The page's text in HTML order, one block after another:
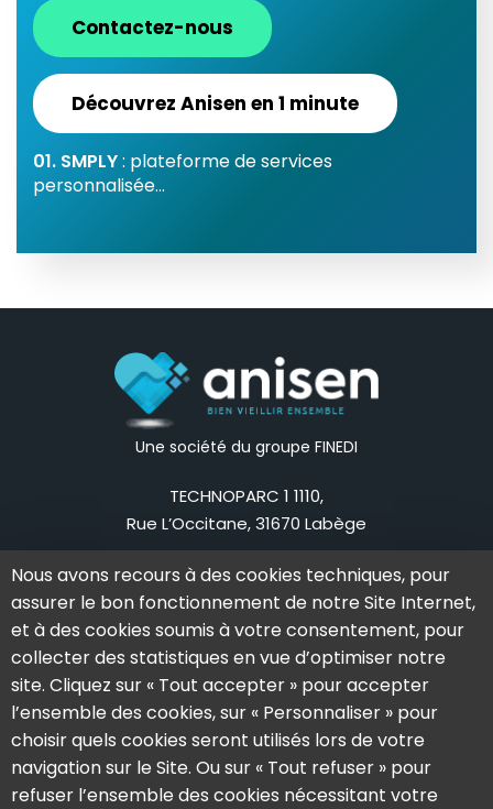
Contactez-nous
Découvrez Anisen en 1 minute
01. SMPLY: plateforme de services
personnalisée...
Une société du groupe FINEDI
TECHNOPARC 1 1110,
Rue L’Occitane, 31670 Labège
Tel: 05 62 79 83 75
La société
L’aventure Anisen
Actualités
Témoignages
Nos offres
Notre solution
Notre offre
Nos formations
Nous avons recours à des cookies techniques, pour
assurer le bon fonctionnement de notre Site Internet,
et à des cookies soumis à votre consentement, pour
collecter des statistiques en vue d’optimiser notre
site. Cliquez sur « Tout accepter » pour accepter
l’ensemble des cookies, sur « Personnaliser » pour
choisir quels cookies seront utilisés lors de votre
navigation sur le Site. Ou sur « Tout refuser » pour
refuser l’ensemble des cookies nécessitant votre